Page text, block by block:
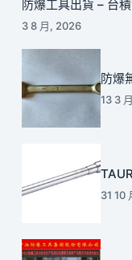
防爆工具出貨 – 台
3 8 月, 2026
防爆
13 3
31 10